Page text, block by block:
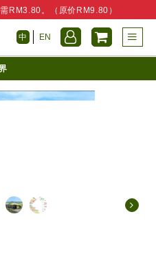
RM3.80。（原价RM9.80）
中 EN